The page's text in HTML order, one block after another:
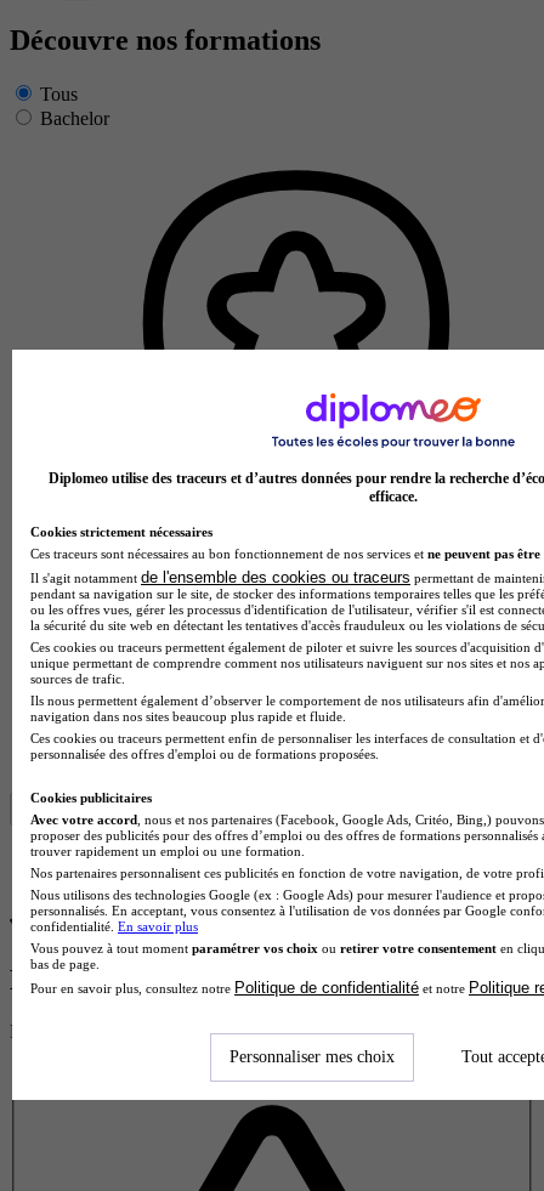
Découvre nos formations
Tous
Bachelor
École partenaire
IET - Grenoble
Bachelor 3 - Responsable qualité sécurité environnement
Saint-Martin-d'Hères 38400
Alternance
Je m’informe gratuitement
Donne ton avis !
Partage ton expérience et aide d’autres étudiants à faire le bon choix.
Donne ton avis entre 1 et 5 étoiles
Diplomeo utilise des traceurs et d’autres données pour rendre la recherche
efficace.
Cookies strictement nécessaires
Ces traceurs sont nécessaires au bon fonctionnement de nos services et ne peuvent pas être
Il s'agit notamment de l'ensemble des cookies ou traceurs permettant de
pendant sa navigation sur le site, de stocker des informations temporaires telles que les
ou les offres vues, gérer les processus d'identification de l'utilisateur, vérifier s'il est
la sécurité du site web en détectant les tentatives d'accès frauduleux ou les violations de
Ces cookies ou traceurs permettent également de piloter et suivre les sources d'acquisition
unique permettant de comprendre comment nos utilisateurs naviguent sur nos sites et nos
sources de trafic.
Ils nous permettent également d’observer le comportement de nos utilisateurs afin
navigation dans nos sites beaucoup plus rapide et fluide.
Ces cookies ou traceurs permettent enfin de personnaliser les interfaces de consultation et
personnalisée des offres d'emploi ou de formations proposées.
Cookies publicitaires
Avec votre accord , nous et nos partenaires (Facebook, Google Ads, Critéo, Bing,)
proposer des publicités pour des offres d’emploi ou des offres de formations
trouver rapidement un emploi ou une formation.
Nos partenaires personnalisent ces publicités en fonction de votre navigation, de votre
Nous utilisons des technologies Google (ex : Google Ads) pour mesurer l'audience et
personnalisés. En acceptant, vous consentez à l'utilisation de vos données par Google
confidentialité. En savoir plus
Vous pouvez à tout moment paramétrer vos choix ou retirer votre consentement en
bas de page.
Pour en savoir plus, consultez notre Politique de confidentialité et notre Politique
Personnaliser mes choix Tout